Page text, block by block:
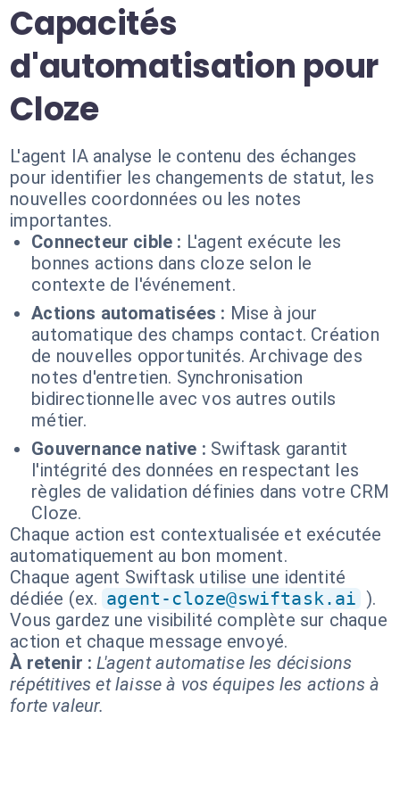
Capacités
d'automatisation pour
Cloze
L'agent IA analyse le contenu des échanges
pour identifier les changements de statut, les
nouvelles coordonnées ou les notes
importantes.
Connecteur cible : L'agent exécute les
bonnes actions dans cloze selon le
contexte de l'événement.
Actions automatisées : Mise à jour
automatique des champs contact. Création
de nouvelles opportunités. Archivage des
notes d'entretien. Synchronisation
bidirectionnelle avec vos autres outils
métier.
Gouvernance native : Swiftask garantit
l'intégrité des données en respectant les
règles de validation définies dans votre CRM
Cloze.
Chaque action est contextualisée et exécutée
automatiquement au bon moment.
Chaque agent Swiftask utilise une identité
dédiée (ex. agent-cloze@swiftask.ai ).
Vous gardez une visibilité complète sur chaque
action et chaque message envoyé.
À retenir : L'agent automatise les décisions
répétitives et laisse à vos équipes les actions à
forte valeur.